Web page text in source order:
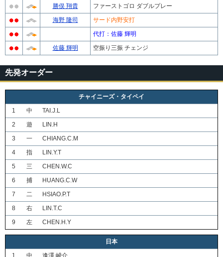
勝俣 翔貴
ファーストゴロ ダブルプレー
海野 隆司
サード内野安打
代打：佐藤 輝明
佐藤 輝明
空振り三振 チェンジ
先発オーダー
チャイニーズ・タイペイ
1
中
TAI.J.L
2
遊
LIN.H
3
一
CHIANG.C.M
4
指
LIN.Y.T
5
三
CHEN.W.C
6
捕
HUANG.C.W
7
二
HSIAO.P.T
8
右
LIN.T.C
9
左 CHEN.H.Y
日本
1
中 逢澤 崚介